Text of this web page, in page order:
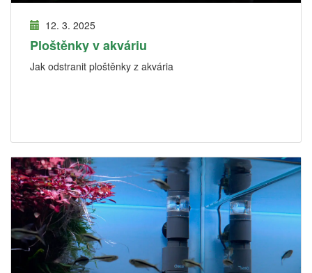
12. 3. 2025
Ploštěnky v akváriu
Jak odstranit ploštěnky z akvária